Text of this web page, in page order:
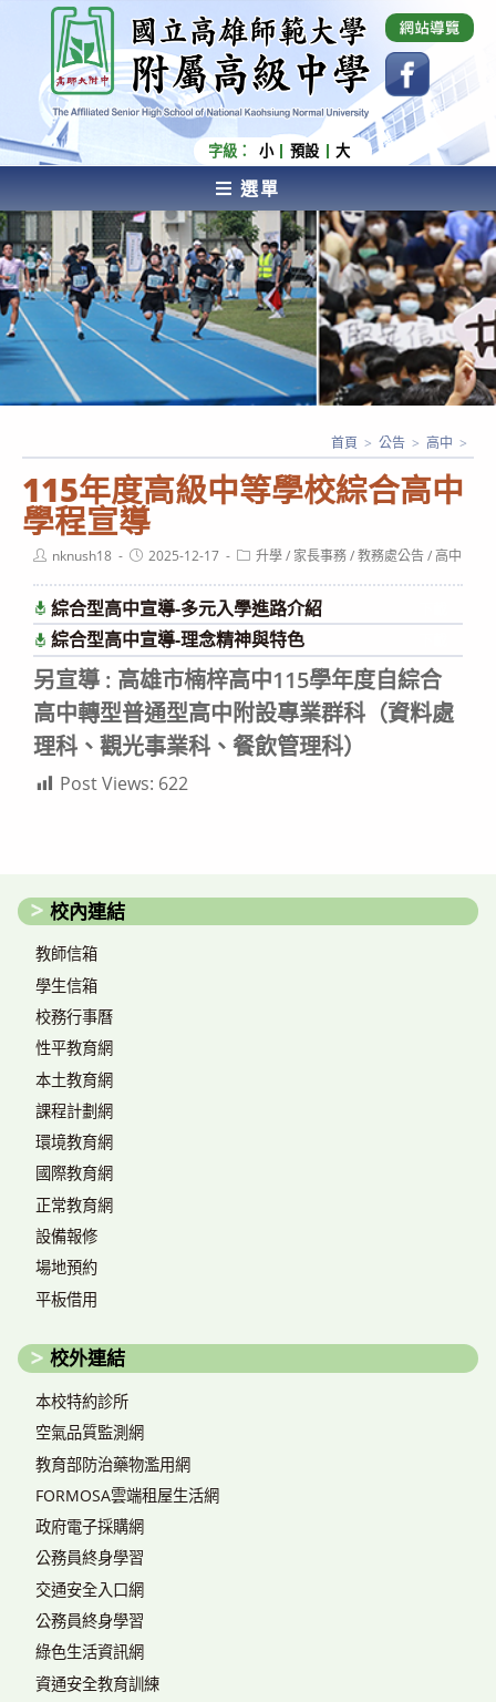
內
容
國立高雄師範大學附屬高級中學 Affiliated Senior
High School of National Kaohsiung Normal
University
字級： 小 預設 大
選單
AFFILIATED SENIOR HIGH SCHOOL OF NATIONAL
KAOHSIUNG NORMAL UNIVERSITY
115年度高級中等學校綜合高中
學程宣導
首頁 > 公告 > 高中 >
Postnknush18
Post2025-12-17
Post升學/ 家長事務/教務處公告/高中
綜合型高中宣導-多元入學進路介紹
綜合型高中宣導-理念精神與特色
另宣導 : 高雄市楠梓高中115學年度自綜合
高中轉型普通型高中附設專業群科（資料處
理科、觀光事業科、餐飲管理科）
Post Views: 622
校內連結
教師信箱
學生信箱
校務行事曆
性平教育網
本土教育網
課程計劃網
環境教育網
國際教育網
正常教育網
設備報修
場地預約
平板借用
校外連結
本校特約診所
空氣品質監測網
教育部防治藥物濫用網
FORMOSA雲端租屋生活網
政府電子採購網
公務員終身學習
交通安全入口網
公務員終身學習
綠色生活資訊網
資通安全教育訓練